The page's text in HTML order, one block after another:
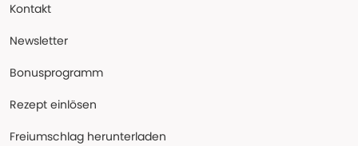
Kontakt
Newsletter
Bonusprogramm
Rezept einlösen
Freiumschlag herunterladen